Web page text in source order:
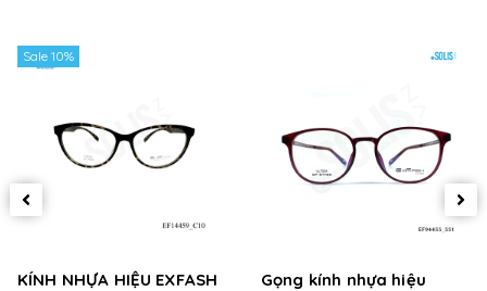
Sale 10%
KÍNH NHỰA HIỆU EXFASH
Gọng kính nhựa hiệu